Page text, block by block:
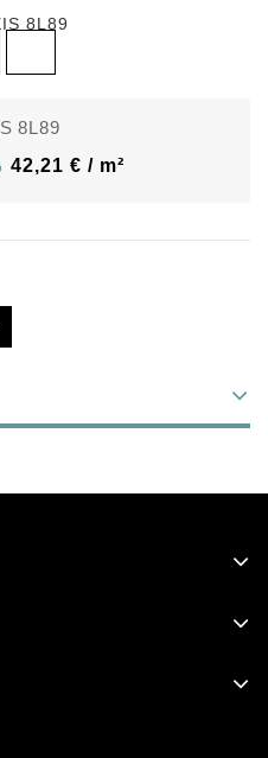
8L89
42,21 € / m²